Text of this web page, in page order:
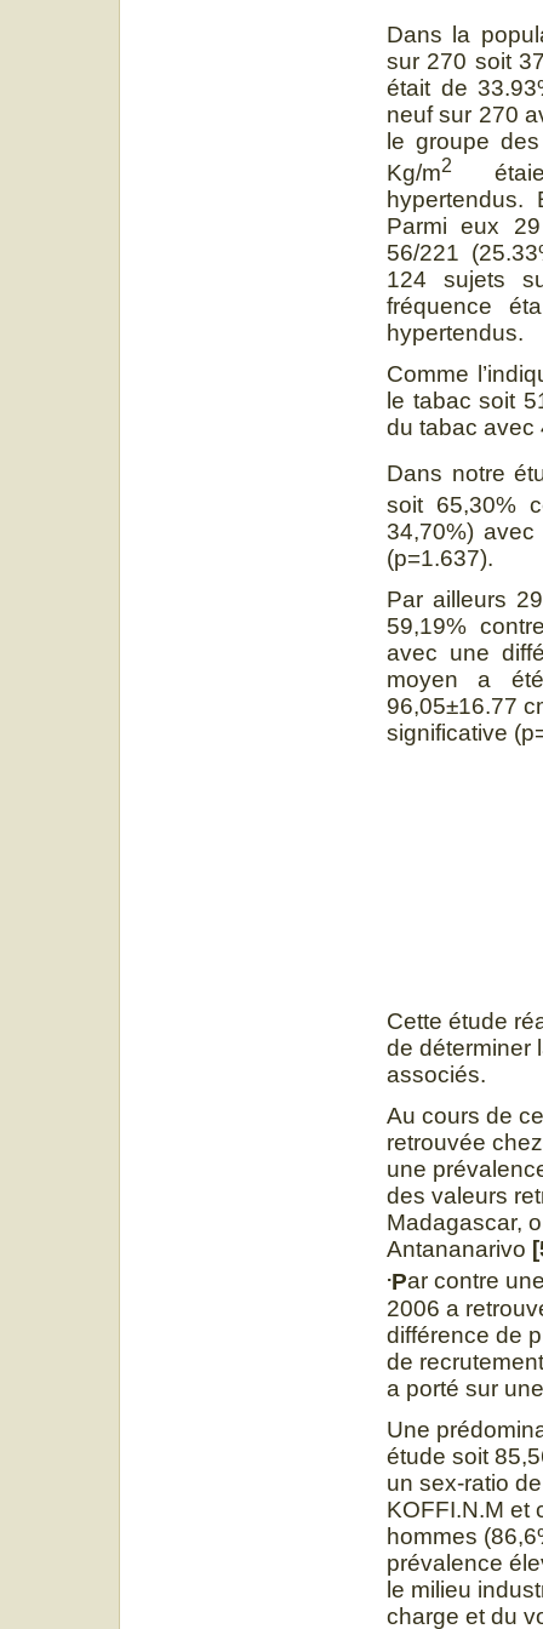
Dans la
sur 270 soit
était de
neuf sur 270
le groupe
Kg/m2
Parmi eux
56/221
124 sujets
fréquence
hypertendus.
Comme
le tabac soit
du tabac avec
Dans notre
soit 65,30%
34,70%) avec
(p=1.637).
Par ailleurs
59,19%
avec une
moyen a
96,05±16.77
significative
Cette étude
de déterminer
associés.
Au cours de
retrouvée
une
des valeurs
Madagascar,
Antananarivo
Par contre
2006 a
différence de
de
a porté sur
Une
étude soit
un sex-ratio
KOFFI.N.M et
hommes
prévalence
le milieu
charge et du